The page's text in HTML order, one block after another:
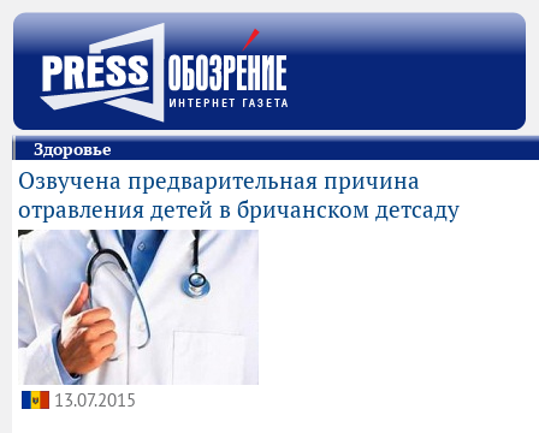
Здоровье
Озвучена предварительная причина
отравления детей в бричанском детсаду
13.07.2015